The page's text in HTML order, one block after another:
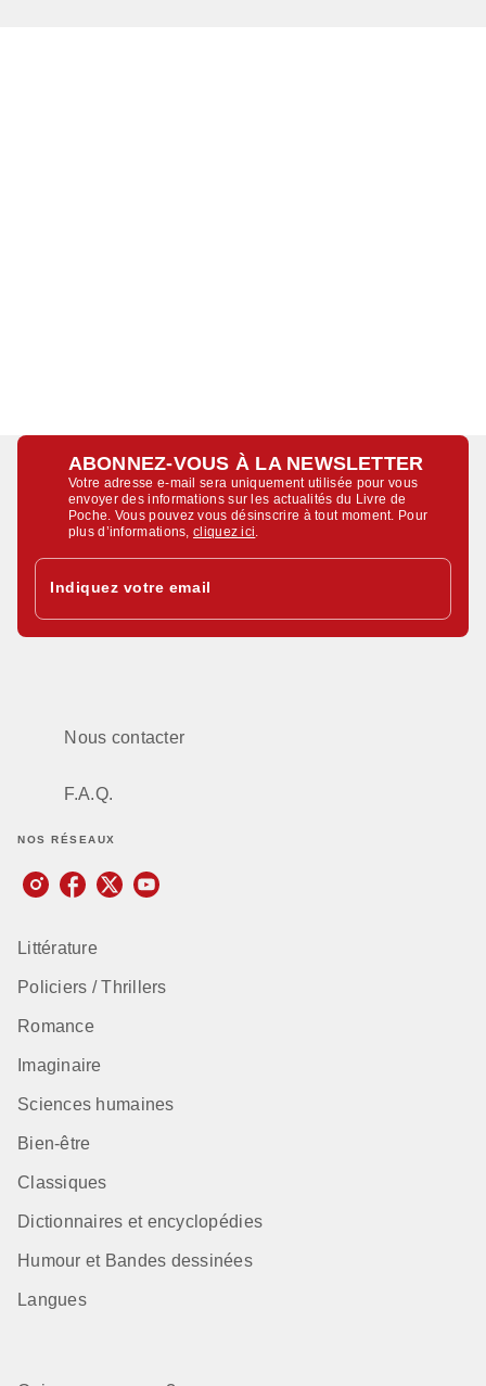
ABONNEZ-VOUS À LA NEWSLETTER
Votre adresse e-mail sera uniquement utilisée pour vous
envoyer des informations sur les actualités du Livre de
Poche. Vous pouvez vous désinscrire à tout moment. Pour
plus d’informations,cliquez ici
Indiquez votre email
Nous contacter
F.A.Q.
NOS RÉSEAUX
Littérature
Policiers / Thrillers
Romance
Imaginaire
Sciences humaines
Bien-être
Classiques
Dictionnaires et encyclopédies
Humour et Bandes dessinées
Langues